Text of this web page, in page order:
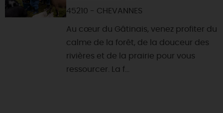
45210 - CHEVANNES
Au cœur du Gâtinais, venez profiter du
calme de la forêt, de la douceur des
rivières et de la prairie pour vous
ressourcer. La f...